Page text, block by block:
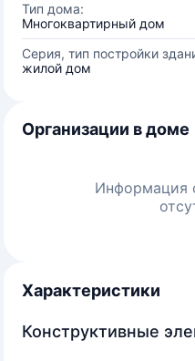
Тип дома:
Многоквартирный дом
Серия, тип постройки
жилой дом
Организации в доме
Информация
Характеристики
Конструктивные